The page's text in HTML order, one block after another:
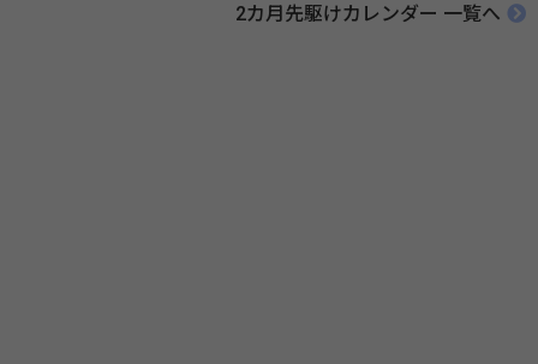
伝えたい！薬との付き合い方」（保健指導リソースガイド）
2カ月先駆けカレンダー 一覧へ